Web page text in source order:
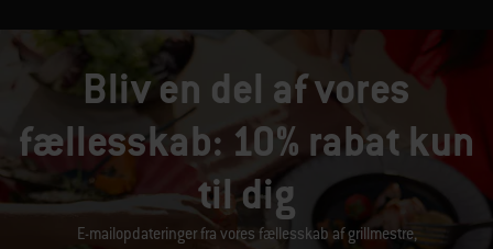
Bliv en del af vores
fællesskab: 10% rabat kun
til dig
E-mailopdateringer fra vores fællesskab af grillmestre,